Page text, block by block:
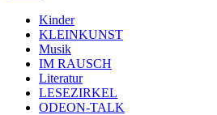
Kinder
KLEINKUNST
Musik
IM RAUSCH
Literatur
LESEZIRKEL
ODEON-TALK